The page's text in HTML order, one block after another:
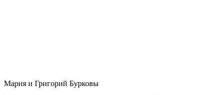
Мария и Григорий Бурковы